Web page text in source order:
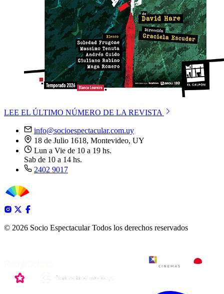
LEE EL ÚLTIMO NÚMERO DE LA REVISTA
info@socioespectacular.com.uy
18 de Julio 1618, Montevideo, UY
Lun a Vie de 10 a 19 hs.
Sab de 10 a 14 hs.
2402 9017
© 2026 Socio Espectacular Todos los derechos reservados